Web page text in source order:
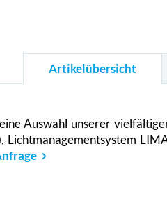
Artikelübersicht
Auswahl unserer